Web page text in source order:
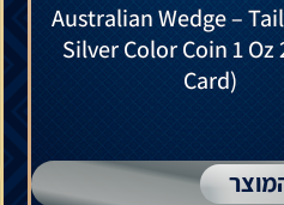
Australian Wedge –
Silver Color Coin 1 Oz
Card)